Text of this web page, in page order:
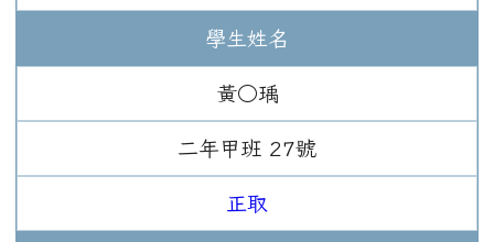
學生姓名
黃○瑀
二年 甲班 27號
正取